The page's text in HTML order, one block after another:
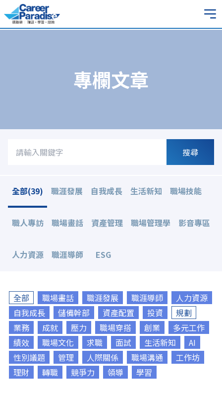
專欄文章
搜尋
全部(39) 職涯發展 自我成長 生活新知 職場技能
職人專訪 職場畫話 資產管理 職場管理學 影音專區
人力資源 職涯導師 ESG
全部 職場畫話 職涯發展 職涯導師
人力資源
自我成長
儲備幹部 資產配置 投資
規劃
業務
成就 壓力 職場穿搭 創業
多元工作
績效
職場文化 求職 面試 生活新知
AI
性別議題
管理 人際關係 職場溝通
工作坊
理財
轉職 競爭力 領導 學習